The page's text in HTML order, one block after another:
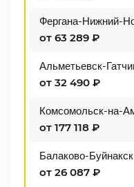
Фергана-Нижний-
от 63 289 ₽
Альметьевск-
от 32 490 ₽
Комсомольск-на-
от 177 118 ₽
Балаково-Буйнакск
от 26 087 ₽